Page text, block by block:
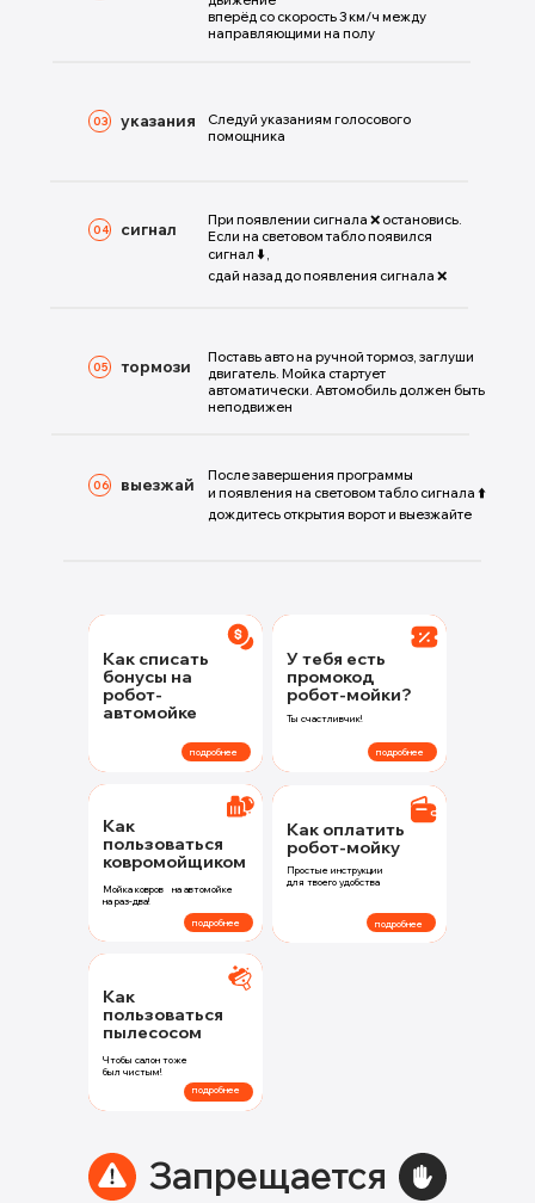
вперёд со скорость 3 км/ч между
направляющими на полу
указания
Следуй указаниям голосового
помощника
03
сигнал
04
При появлении сигнала ❌ остановись.
Если на световом табло появился
сигнал ⬇️,
сдай назад до появления сигнала ❌
тормози
Поставь авто на ручной тормоз, заглуши
двигатель. Мойка стартует
автоматически. Автомобиль должен быть
неподвижен
05
выезжай
После завершения программы
и появления на световом табло сигнала ⬆️
дождитесь открытия ворот и выезжайте
06
Как
пользоваться
пылесосом
Чтобы салон тоже
был чистым!
подробнее
Как списать
бонусы на
робот-
автомойке
подробнее
У тебя есть
промокод
робот-мойки?
Ты счастливчик!
подробнее
Как
пользоваться
ковромойщиком
Мойка ковров на автомойке
на раз-два!
подробнее
Как оплатить
робот-мойку
Простые инструкции
для твоего удобства
подробнее
Запрещается